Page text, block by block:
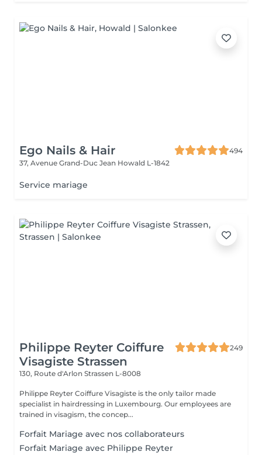
Ego Nails & Hair
494
37, Avenue Grand-Duc Jean Howald L-1842
Service mariage
Philippe Reyter Coiffure
Visagiste Strassen
249
130, Route d'Arlon Strassen L-8008
Philippe Reyter Coiffure Visagiste is the only tailor made
specialist in hairdressing in Luxembourg. Our employees are
trained in visagism, the concep...
Forfait Mariage avec nos collaborateurs
Forfait Mariage avec Philippe Reyter